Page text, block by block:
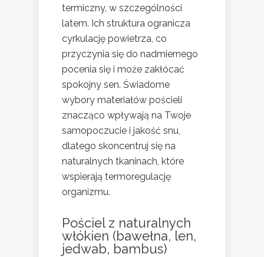
termiczny, w szczególności
latem. Ich struktura ogranicza
cyrkulację powietrza, co
przyczynia się do nadmiernego
pocenia się i może zakłócać
spokojny sen. Świadome
wybory materiałów pościeli
znacząco wpływają na Twoje
samopoczucie i jakość snu,
dlatego skoncentruj się na
naturalnych tkaninach, które
wspierają termoregulację
organizmu.
Pościel z naturalnych
włókien (bawełna, len,
jedwab, bambus)